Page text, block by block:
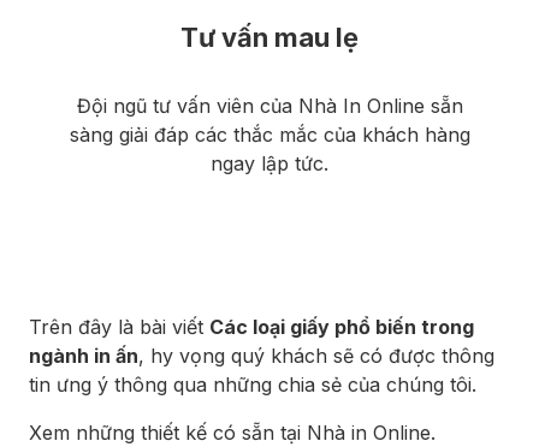
Tư vấn mau lẹ
Đội ngũ tư vấn viên của Nhà In Online sẵn
sàng giải đáp các thắc mắc của khách hàng
ngay lập tức.
Trên đây là bài viết Các loại giấy phổ biến trong
ngành in ấn, hy vọng quý khách sẽ có được thông
tin ưng ý thông qua những chia sẻ của chúng tôi.
Xem những thiết kế có sẵn tại Nhà in Online.